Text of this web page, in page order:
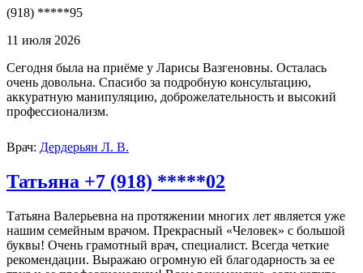
(918) *****95
11 июля 2026
Сегодня была на приёме у Ларисы Вазгеновны. Осталась
очень довольна. Спасибо за подробную консультацию,
аккуратную манипуляцию, доброжелательность и высокий
профессионализм.
Врач: Дердерьян Л. В.
Татьяна +7 (918) *****02
Татьяна Валерьевна на протяжении многих лет является уже
нашим семейным врачом. Прекрасный «Человек» с большой
буквы! Очень грамотный врач, специалист. Всегда четкие
рекомендации. Выражаю огромную ей благодарность за ее